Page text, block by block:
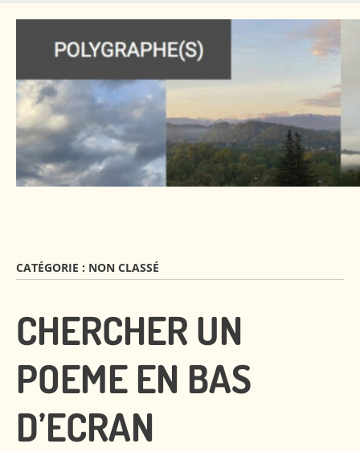
CATÉGORIE : NON CLASSÉ
CHERCHER UN
POEME EN BAS
D’ECRAN